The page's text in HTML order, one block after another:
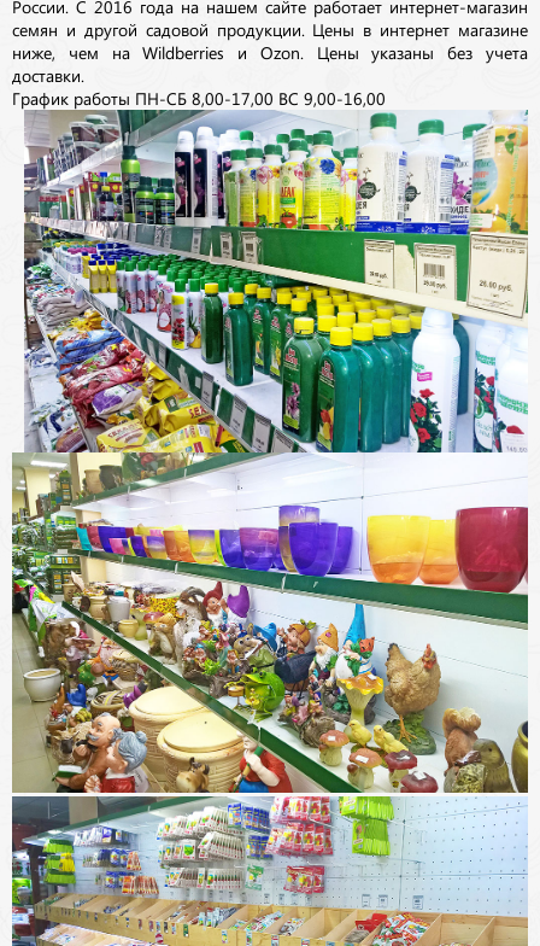
России. С 2016 года на нашем сайте работает интернет-магазин
семян и другой садовой продукции. Цены в интернет магазине
ниже, чем на Wildberries и Ozon. Цены указаны без учета
доставки.
График работы ПН-СБ 8,00-17,00 ВС 9,00-16,00